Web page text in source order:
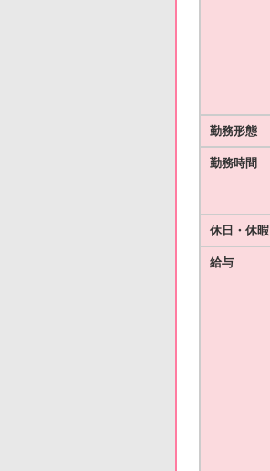
勤務形態
勤務時間
休日・休暇
給与